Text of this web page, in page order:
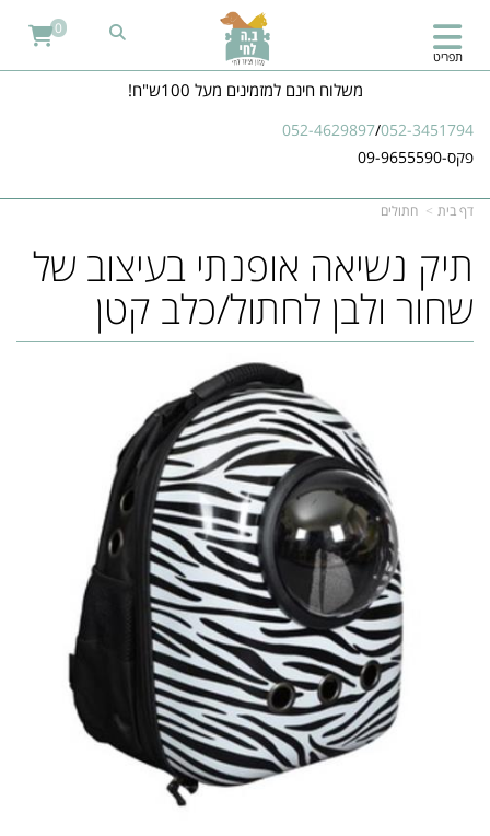
משלוח חינם למזמינים מעל 100ש"ח!
052-4629897/052-3451794
פקס-09-9655590
תפריט
0
דף בית חתולים
תיק נשיאה אופנתי בעיצוב של
שחור ולבן לחתול/כלב קטן